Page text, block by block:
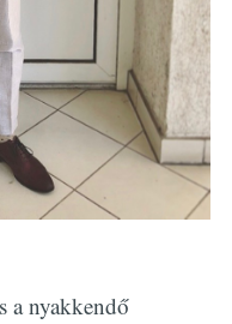
a nyakkendő